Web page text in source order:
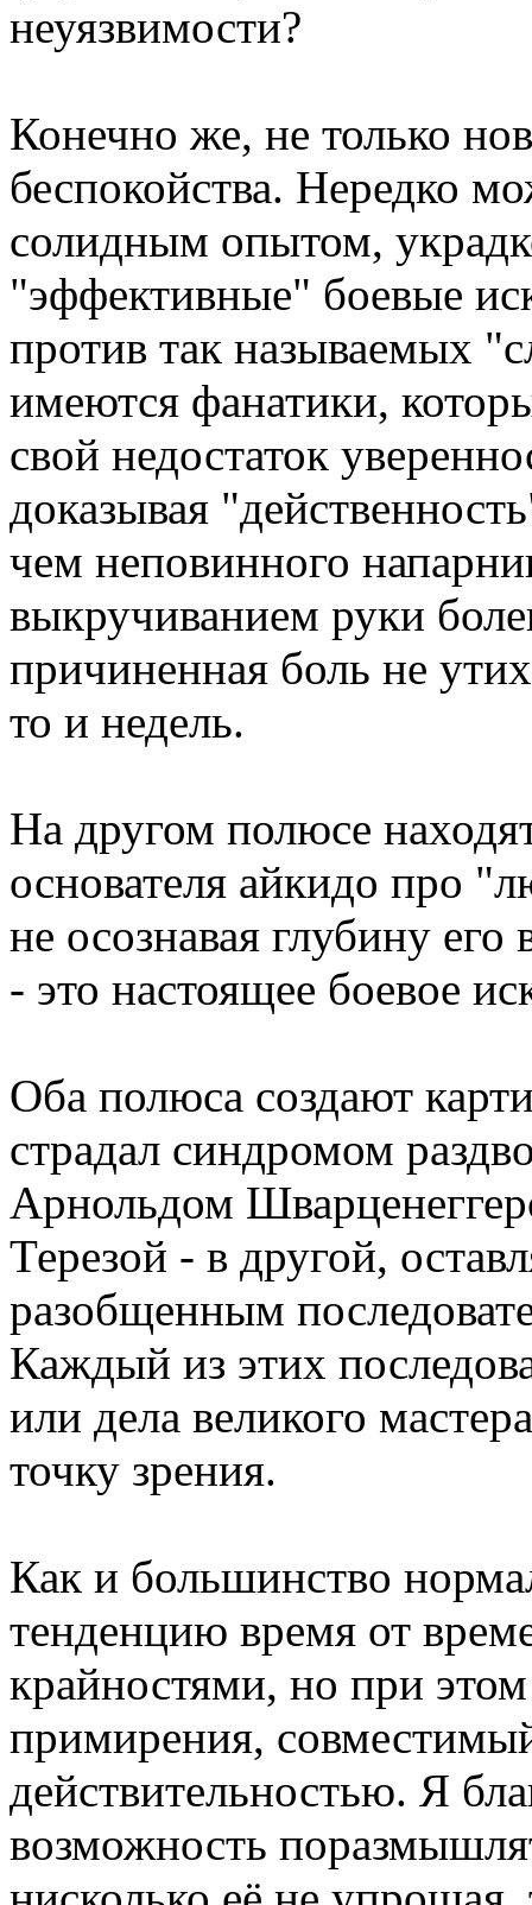
неуязвимости?
Конечно же, не только
беспокойства. Нередко
солидным опытом,
"эффективные" боевые
против так называемых
имеются фанатики,
свой недостаток
доказывая
чем неповинного
выкручиванием руки
причиненная боль не
то и недель.
На другом полюсе
основателя айкидо про
не осознавая глубину его
- это настоящее боевое
Оба полюса создают
страдал синдромом
Арнольдом
Терезой - в другой,
разобщенным
Каждый из этих
или дела великого
точку зрения.
Как и большинство
тенденцию время от
крайностями, но при
примирения,
действительностью. Я
возможность